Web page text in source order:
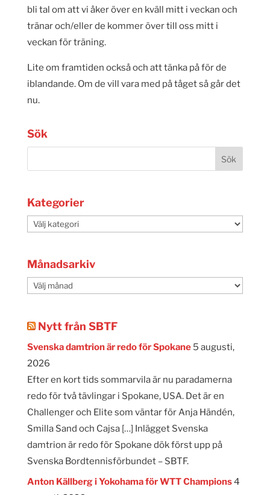
bli tal om att vi åker över en kväll mitt i veckan och
tränar och/eller de kommer över till oss mitt i
veckan för träning.
Lite om framtiden också och att tänka på för de
iblandande. Om de vill vara med på tåget så går det
nu.
Sök
Kategorier
Kategorier
Månadsarkiv
Månadsarkiv
Nytt från SBTF
Svenska damtrion är redo för Spokane 5 augusti,
2026
Efter en kort tids sommarvila är nu paradamerna
redo för två tävlingar i Spokane, USA. Det är en
Challenger och Elite som väntar för Anja Händén,
Smilla Sand och Cajsa […] Inlägget Svenska
damtrion är redo för Spokane dök först upp på
Svenska Bordtennisförbundet – SBTF.
Anton Källberg i Yokohama för WTT Champions4